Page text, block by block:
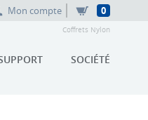
Mon compte 0
Coffrets Nylon
SOCIÉTÉ